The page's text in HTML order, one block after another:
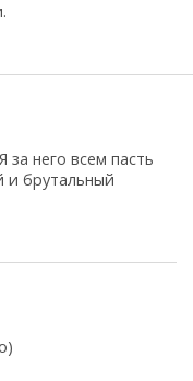
за него всем пасть
и брутальный